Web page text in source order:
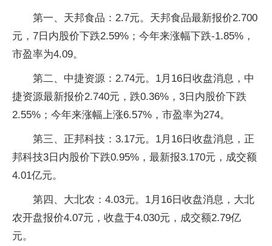
第一、天邦食品：2.7元。天邦食品最新报价2.700
元，7日内股价下跌2.59%；今年来涨幅下跌-1.85%，
市盈率为4.09。
第二、中捷资源：2.74元。1月16日收盘消息，中
捷资源最新报价2.740元，跌0.36%，3日内股价下跌
2.55%；今年来涨幅上涨6.57%，市盈率为274。
第三、正邦科技：3.17元。1月16日收盘消息，正
邦科技3日内股价下跌0.95%，最新报3.170元，成交额
4.01亿元。
第四、大北农：4.03元。1月16日收盘消息，大北
农开盘报价4.07元，收盘于4.030元，成交额2.79亿
元。